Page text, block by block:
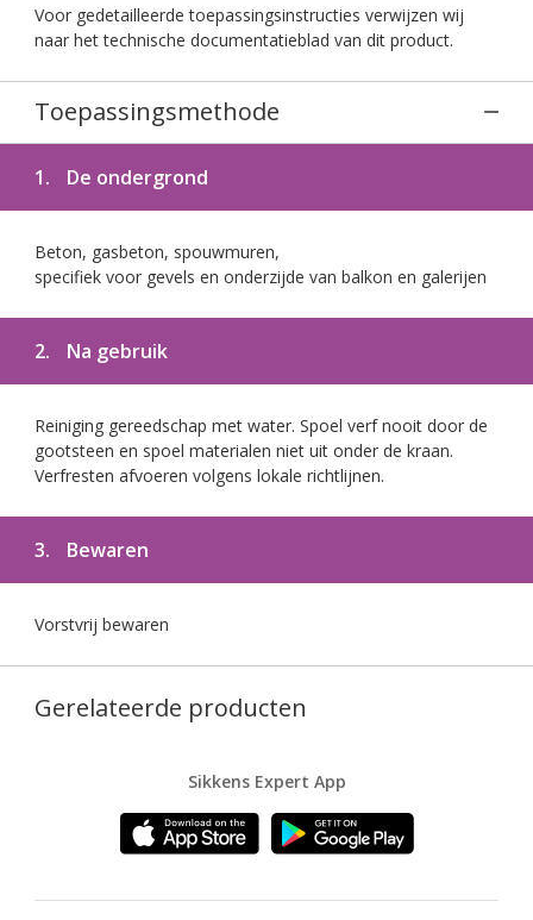
Voor gedetailleerde toepassingsinstructies verwijzen wij
naar het technische documentatieblad van dit product.
Toepassingsmethode
1. De ondergrond
Beton, gasbeton, spouwmuren,
specifiek voor gevels en onderzijde van balkon en galerijen
2. Na gebruik
Reiniging gereedschap met water. Spoel verf nooit door de
gootsteen en spoel materialen niet uit onder de kraan.
Verfresten afvoeren volgens lokale richtlijnen.
3. Bewaren
Vorstvrij bewaren
Gerelateerde producten
Sikkens Expert App